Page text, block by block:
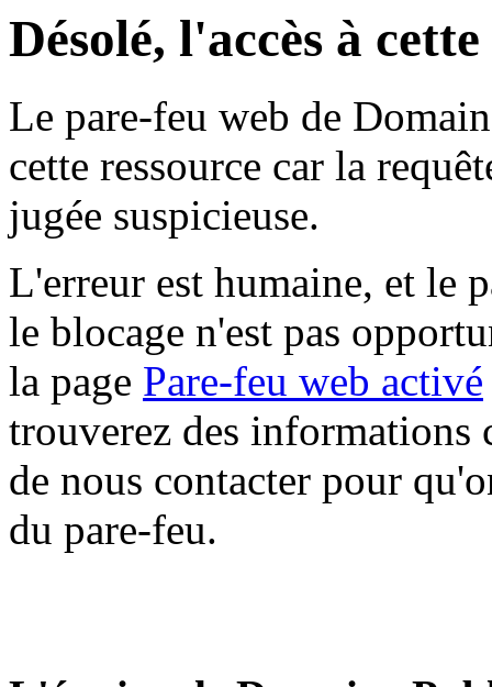
Désolé, l'accès à
Le pare-feu web de
cette ressource car la
jugée suspicieuse.
L'erreur est humaine, et le
le blocage n'est pas
la page Pare-feu web activé
trouverez des informations
de nous contacter pour
du pare-feu.